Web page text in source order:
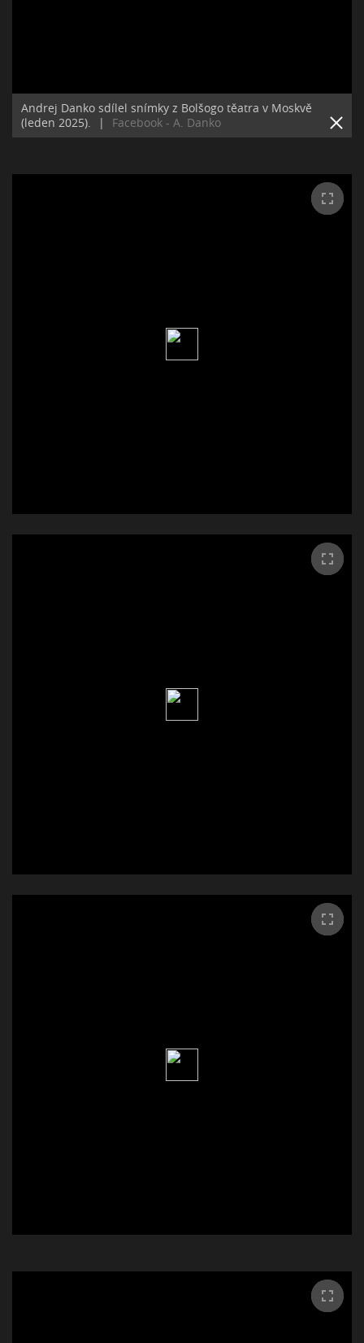
Andrej Danko sdílel snímky z Bolšogo těatra v Moskvě
(leden 2025).
| Facebook - A. Danko